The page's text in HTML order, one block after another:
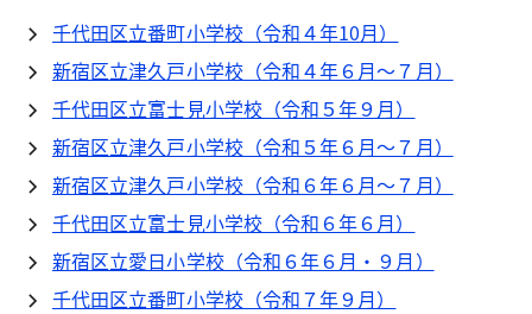
千代田区立番町小学校（令和４年10月）
新宿区立津久戸小学校（令和４年６月～７月）
千代田区立富士見小学校（令和５年９月）
新宿区立津久戸小学校（令和５年６月～７月）
新宿区立津久戸小学校（令和６年６月～７月）
千代田区立富士見小学校（令和６年６月）
新宿区立愛日小学校（令和６年６月・９月）
千代田区立番町小学校（令和７年９月）